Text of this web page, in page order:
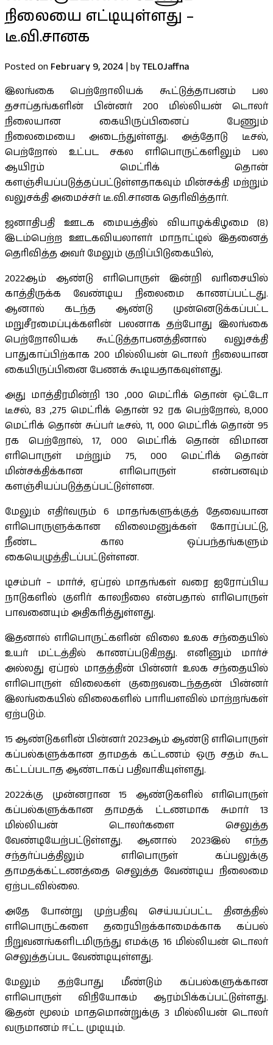
நிலையை எட்டியுள்ளது –
டீ.வி.சானக
Posted on February 9, 2024 | byTELOJaffna
இலங்கை பெற்றோலியக் கூட்டுத்தாபனம் பல
தசாப்தங்களின் பின்னர் 200 மில்லியன் டொலர்
நிலையான கையிருப்பினைப் பேணும்
நிலைமையை அடைந்துள்ளது. அத்தோடு டீசல்,
பெற்றோல் உட்பட சகல எரிபொருட்களிலும் பல
ஆயிரம் மெட்ரிக் தொன்
களஞ்சியப்படுத்தப்பட்டுள்ளதாகவும் மின்சக்தி மற்றும்
வலுசக்தி அமைச்சர் டீ.வி.சானக தெரிவித்தார்.
ஜனாதிபதி ஊடக மையத்தில் வியாழக்கிழமை (8)
இடம்பெற்ற ஊடகவியலாளர் மாநாட்டில் இதனைத்
தெரிவித்த அவர் மேலும் குறிப்பிடுகையில்,
2022ஆம் ஆண்டு எரிபொருள் இன்றி வரிசையில்
காத்திருக்க வேண்டிய நிலைமை காணப்பட்டது.
ஆனால் கடந்த ஆண்டு முன்னெடுக்கப்பட்ட
மறுசீரமைப்புக்களின் பலனாக தற்போது இலங்கை
பெற்றோலியக் கூட்டுத்தாபனத்தினால் வலுசக்தி
பாதுகாப்பிற்காக 200 மில்லியன் டொலர் நிலையான
கையிருப்பினை பேணக் கூடியதாகவுள்ளது.
அது மாத்திரமின்றி 130 ,000 மெட்ரிக் தொன் ஒட்டோ
டீசல், 83 ,275 மெட்ரிக் தொன் 92 ரக பெற்றோல், 8,000
மெட்ரிக் தொன் சுப்பர் டீசல், 11, 000 மெட்ரிக் தொன் 95
ரக பெற்றோல், 17, 000 மெட்ரிக் தொன் விமான
எரிபொருள் மற்றும் 75, 000 மெட்ரிக் தொன்
மின்சக்திக்கான எரிபொருள் என்பனவும்
களஞ்சியப்படுத்தப்பட்டுள்ளன.
மேலும் எதிர்வரும் 6 மாதங்களுக்குத் தேவையான
எரிபொருளுக்கான விலைமனுக்கள் கோரப்பட்டு,
நீண்ட கால ஒப்பந்தங்களும்
கையெழுத்திடப்பட்டுள்ளன.
டிசம்பர் – மார்ச், ஏப்ரல் மாதங்கள் வரை ஐரோப்பிய
நாடுகளில் குளிர் காலநிலை என்பதால் எரிபொருள்
பாவனையும் அதிகரித்துள்ளது.
இதனால் எரிபொருட்களின் விலை உலக சந்தையில்
உயர் மட்டத்தில் காணப்படுகிறது. எனினும் மார்ச்
அல்லது ஏப்ரல் மாதத்தின் பின்னர் உலக சந்தையில்
எரிபொருள் விலைகள் குறைவடைந்ததன் பின்னர்
இலங்கையில் விலைகளில் பாரியளவில் மாற்றங்கள்
ஏற்படும்.
15 ஆண்டுகளின் பின்னர் 2023ஆம் ஆண்டு எரிபொருள்
கப்பல்களுக்கான தாமதக் கட்டணம் ஒரு சதம் கூட
கட்டப்படாத ஆண்டாகப் பதிவாகியுள்ளது.
2022க்கு முன்னரான 15 ஆண்டுகளில் எரிபொருள்
கப்பல்களுக்கான தாமதக் ட்டணமாக சுமார் 13
மில்லியன் டொலர்களை செலுத்த
வேண்டியேற்பட்டுள்ளது. ஆனால் 2023இல் எந்த
சந்தர்ப்பத்திலும் எரிபொருள் கப்பலுக்கு
தாமதக்கட்டணத்தை செலுத்த வேண்டிய நிலைமை
ஏற்படவில்லை.
அதே போன்று முற்பதிவு செய்யப்பட்ட தினத்தில்
எரிபொருட்களை தரையிறக்காமைக்காக கப்பல்
நிறுவனங்களிடமிருந்து எமக்கு 16 மில்லியன் டொலர்
செலுத்தப்பட வேண்டியுள்ளது.
மேலும் தற்போது மீண்டும் கப்பல்களுக்கான
எரிபொருள் விநியோகம் ஆரம்பிக்கப்பட்டுள்ளது.
இதன் மூலம் மாதமொன்றுக்கு 3 மில்லியன் டொலர்
வருமானம் ஈட்ட முடியும்.